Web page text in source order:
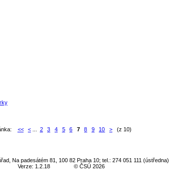
<< < 2 3 4 5 6 7 8 9 10 > (z 10)
Na padesátém 81, 100 82 Praha 10; tel.: 274 051 111 (ústředna)
Verze: 1.2.18
© ČSÚ 2026